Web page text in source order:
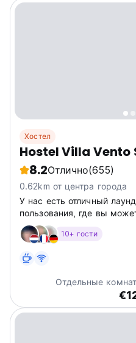
Хостел
Hostel Villa Vento
8.2Отлично(655)
0.62km от центра города
У нас есть отличный
пользования, где вы
провести время,
насладиться природой
мама) после поездки...
10+ гости
Отдельные